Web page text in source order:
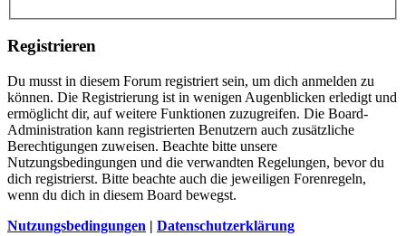
Registrieren
Du musst in diesem Forum registriert sein, um dich anmelden zu
können. Die Registrierung ist in wenigen Augenblicken erledigt und
ermöglicht dir, auf weitere Funktionen zuzugreifen. Die Board-
Administration kann registrierten Benutzern auch zusätzliche
Berechtigungen zuweisen. Beachte bitte unsere
Nutzungsbedingungen und die verwandten Regelungen, bevor du
dich registrierst. Bitte beachte auch die jeweiligen Forenregeln,
wenn du dich in diesem Board bewegst.
Nutzungsbedingungen | Datenschutzerklärung